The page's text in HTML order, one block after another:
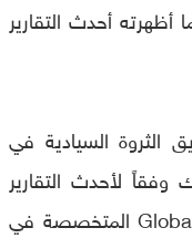
أظهرته أحدث التقارير
الثروة السيادية في
وذلك وفقاً لأحدث التقارير
السنوية الصادرة عن مؤسسة Global SWF المتخصصة في